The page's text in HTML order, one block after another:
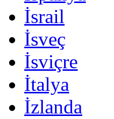
İsrail
İsveç
İsviçre
İtalya
İzlanda